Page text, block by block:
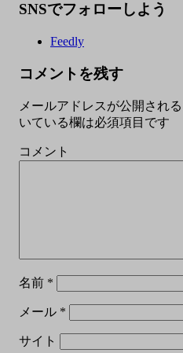
SNSでフォローしよう
Feedly
コメントを残す
メールアドレスが公開され
いている欄は必須項目です
コメント
名前 *
メール *
サイト